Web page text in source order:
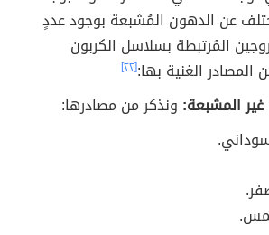
عن الدهون المُشبعة بوجود عددٍ
المُرتبطة بسلاسل الكربون
الغنية بها:[٢٢]
غير المشبعة: ونذكر من مصادرها: